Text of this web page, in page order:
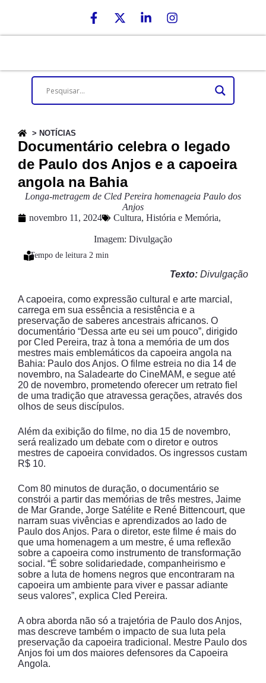
> NOTÍCIAS
Documentário celebra o legado
de Paulo dos Anjos e a capoeira
angola na Bahia
Longa-metragem de Cled Pereira homenageia Paulo dos
Anjos
novembro 11, 2024
Cultura, História e Memória,
Imagem: Divulgação
Texto: Divulgação
A capoeira, como expressão cultural e arte marcial,
carrega em sua essência a resistência e a
preservação de saberes ancestrais africanos. O
documentário “Dessa arte eu sei um pouco”, dirigido
por Cled Pereira, traz à tona a memória de um dos
mestres mais emblemáticos da capoeira angola na
Bahia: Paulo dos Anjos. O filme estreia no dia 14 de
novembro, na Saladearte do CineMAM, e segue até
20 de novembro, prometendo oferecer um retrato fiel
de uma tradição que atravessa gerações, através dos
olhos de seus discípulos.
Além da exibição do filme, no dia 15 de novembro,
será realizado um debate com o diretor e outros
mestres de capoeira convidados. Os ingressos custam
R$ 10.
Com 80 minutos de duração, o documentário se
constrói a partir das memórias de três mestres, Jaime
de Mar Grande, Jorge Satélite e René Bittencourt, que
narram suas vivências e aprendizados ao lado de
Paulo dos Anjos. Para o diretor, este filme é mais do
que uma homenagem a um mestre, é uma reflexão
sobre a capoeira como instrumento de transformação
social. “É sobre solidariedade, companheirismo e
sobre a luta de homens negros que encontraram na
capoeira um ambiente para viver e passar adiante
seus valores”, explica Cled Pereira.
A obra aborda não só a trajetória de Paulo dos Anjos,
mas descreve também o impacto de sua luta pela
preservação da capoeira tradicional. Mestre Paulo dos
Anjos foi um dos maiores defensores da Capoeira
Angola.